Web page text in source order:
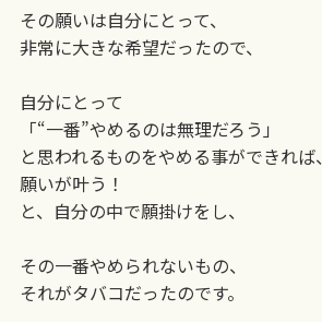
その願いは自分にとって、
非常に大きな希望だったので、
自分にとって
「“一番”やめるのは無理だろう」
と思われるものをやめる事ができれば、
願いが叶う！
と、自分の中で願掛けをし、
その一番やめられないもの、
それがタバコだったのです。